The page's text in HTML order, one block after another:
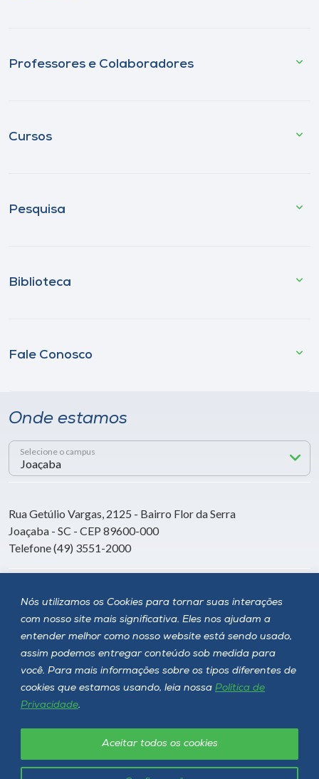
Nós utilizamos os Cookies para tornar suas interações
com nosso site mais significativa. Eles nos ajudam a
entender melhor como nosso website está sendo usado,
assim podemos entregar conteúdo sob medida para
você. Para mais informações sobre os tipos diferentes de
cookies que estamos usando, leia nossa Política de
Privacidade.
Aceitar todos os cookies
Professores e Colaboradores
Cursos
Pesquisa
Biblioteca
Fale Conosco
Onde estamos
Selecione o campus
Rua Getúlio Vargas, 2125 - Bairro Flor da Serra
Joaçaba - SC - CEP 89600-000
Telefone (49) 3551-2000
Siga a Unoesc
Política de privacidade LGPD